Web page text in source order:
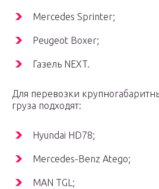
Mercedes Sprinter;
Peugeot Boxer;
Газель NEXT.
Для перевозки
груза подходят:
Hyundai HD78;
Mercedes-Benz Atego;
MAN TGL;